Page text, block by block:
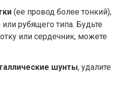
(ее провод более тонкий),
рубящего типа. Будьте
или сердечник, можете
шунты, удалите